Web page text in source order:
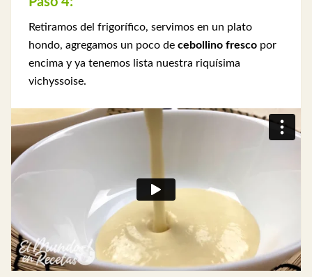
Retiramos del frigorífico, servimos en un plato
hondo, agregamos un poco de cebollino fresco por
encima y ya tenemos lista nuestra riquísima
vichyssoise.